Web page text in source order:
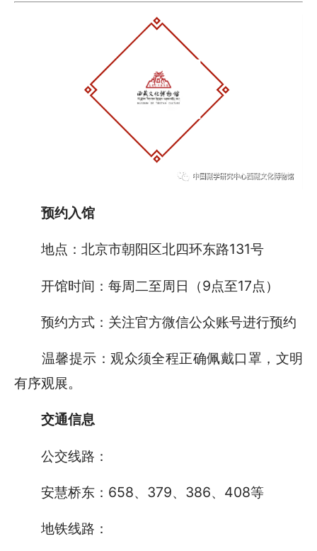
预约入馆
地点：北京市朝阳区北四环东路131号
开馆时间：每周二至周日（9点至17点）
预约方式：关注官方微信公众账号进行预约
温馨提示：观众须全程正确佩戴口罩，文明
有序观展。
交通信息
公交线路：
安慧桥东：658、379、386、408等
地铁线路：